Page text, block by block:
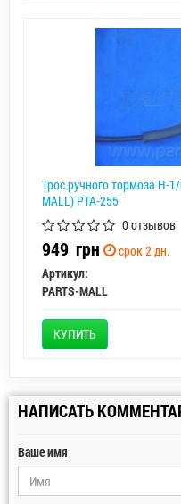
Трос ручного тормоза H-
MALL) PTA-255
0 отзывов
949 грн
срок 2 дн.
Артикул:
PARTS-MALL
КУПИТЬ
НАПИСАТЬ
Ваше имя